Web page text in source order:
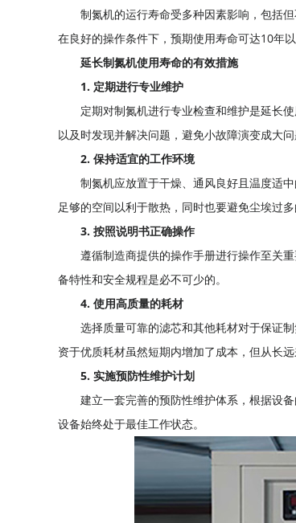
制氮机的运行寿命受多种因素影响，包括
在良好的操作条件下，预期使用寿命可达10年
延长制氮机使用寿命的有效措施
1. 定期进行专业维护
定期对制氮机进行专业检查和维护是延长
以及时发现并解决问题，避免小故障演变成大问
2. 保持适宜的工作环境
制氮机应放置于干燥、通风良好且温度适
足够的空间以利于散热，同时也要避免尘埃过
3. 按照说明书正确操作
遵循制造商提供的操作手册进行操作至关
备特性和安全规程是必不可少的。
4. 使用高质量的耗材
选择质量可靠的滤芯和其他耗材对于保证
资于优质耗材虽然短期内增加了成本，但从长
5. 实施预防性维护计划
建立一套完善的预防性维护体系，根据设
设备始终处于最佳工作状态。